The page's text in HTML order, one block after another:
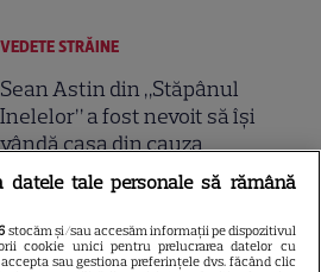
VEDETE STRĂINE
Sean Astin din „Stăpânul
Inelelor” a fost nevoit să își
vândă casa din cauza
salariului mic: Câți bani a
primit de fapt
VEDETE STRĂINE
datele tale personale să rămână
stocăm și/sau accesăm informații pe dispozitivul
cookie unici pentru prelucrarea datelor cu
sau gestiona preferințele dvs. făcând clic